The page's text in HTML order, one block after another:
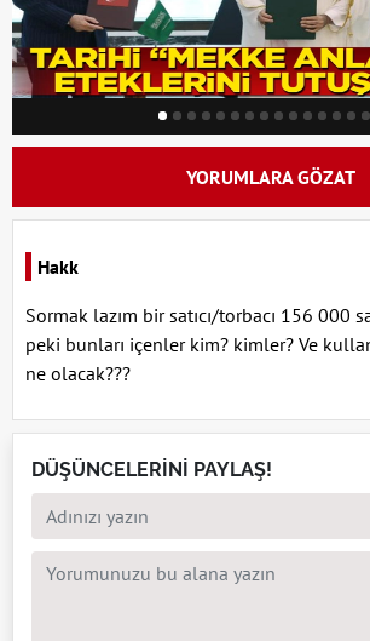
YORUMLARA GÖZAT
Hakk
Sormak lazım bir satıcı/torbacı 156 000
peki bunları içenler kim? kimler? Ve
ne olacak???
DÜŞÜNCELERİNİ PAYLAŞ!